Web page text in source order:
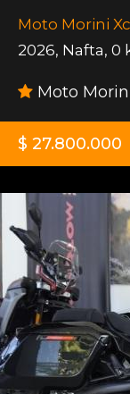
Moto Morini
2026, Nafta, 0
Moto
$ 27.800.000